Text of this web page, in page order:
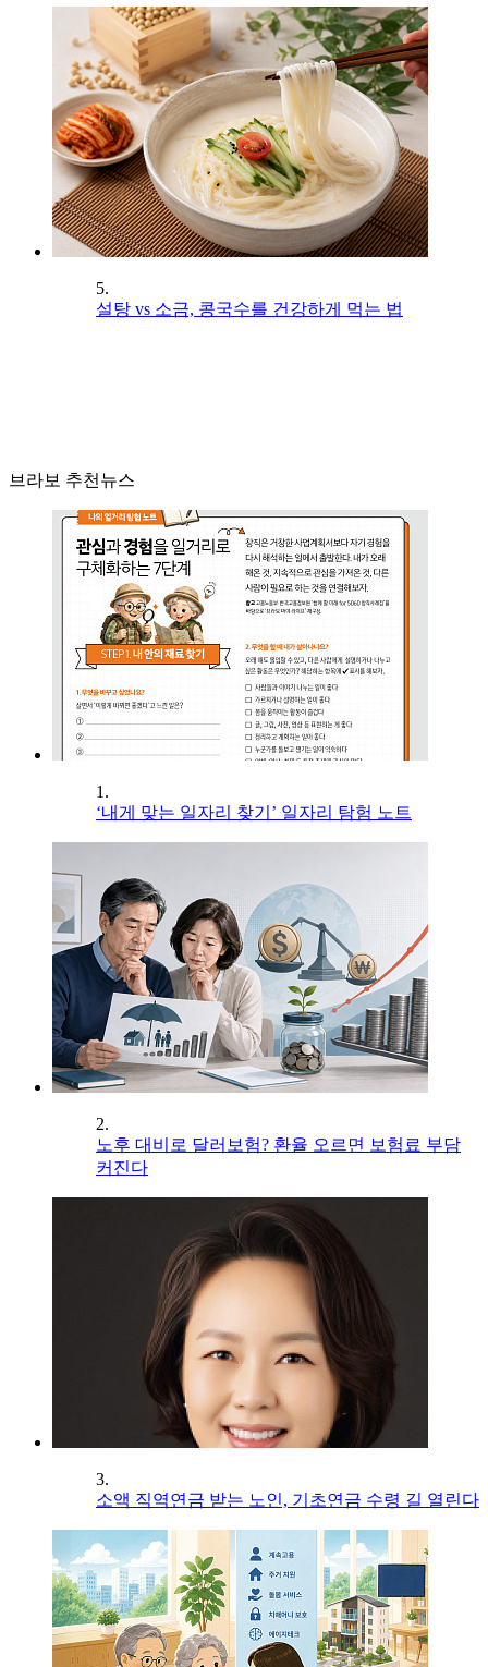
5.
설탕 vs 소금, 콩국수를 건강하게 먹는 법
브라보 추천뉴스
1.
‘내게 맞는 일자리 찾기’ 일자리 탐험 노트
2.
노후 대비로 달러보험? 환율 오르면 보험료 부담
커진다
3.
소액 직역연금 받는 노인, 기초연금 수령 길 열린다